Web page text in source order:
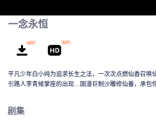
一念永恒
平凡少年白小纯为追求长生之法，一次次点燃仙香召唤
引路人李青候掌座的出现…国漫巨制沙雕修仙番，承包
剧集